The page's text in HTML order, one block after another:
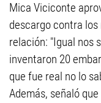
Mica Viciconte
descargo contra los
relación: "Igual nos
inventaron 20
que fue real no lo
Además, señaló